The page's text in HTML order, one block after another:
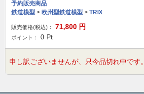
予約販売商品
鉄道模型 > 欧州型鉄道模型 > TRIX
販売価格(税込)： 71,800 円
ポイント： 0 Pt
申し訳ございませんが、只今品切れ中です。